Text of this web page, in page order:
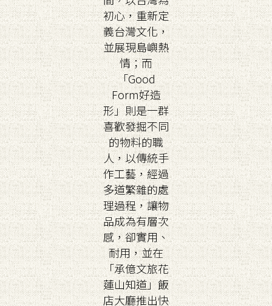
初心，重新定
義台灣文化，
並展現島嶼熱
情；而
「Good
Form好造
形」則是一群
喜歡發掘不同
的物料的職
人，以傳統手
作工藝，經過
多道繁雜的處
理過程，讓物
品成為有層次
感，卻實用、
耐用，並在
「承億文旅花
蓮山知道」飯
店大廳推出快